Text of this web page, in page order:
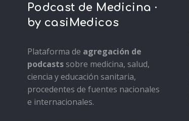
Podcast de Medicina ·
by casiMedicos
Plataforma de agregación de
podcastssobre medicina, salud,
ciencia y educación sanitaria,
procedentes de fuentes nacionales
e internacionales.